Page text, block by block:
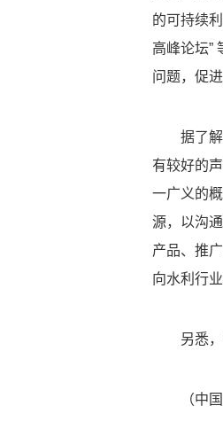
的可持续
高峰论坛”
问题，促
据了解，
有较好的
一广义的
源，以沟
产品、推
向水利行
另悉，中
（中国